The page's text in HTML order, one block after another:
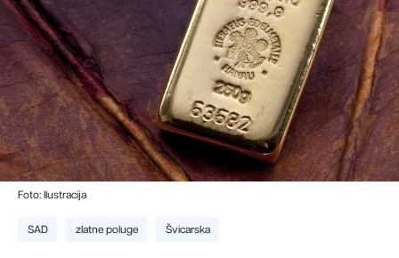
Foto: Ilustracija
SAD zlatne poluge Švicarska